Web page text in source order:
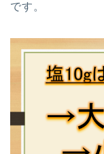
です。